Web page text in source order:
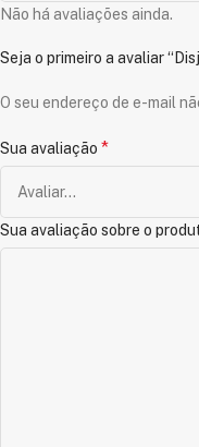
Não há avaliações ainda.
Seja o primeiro a avaliar
O seu endereço de e-mail
Sua avaliação *
Sua avaliação sobre o